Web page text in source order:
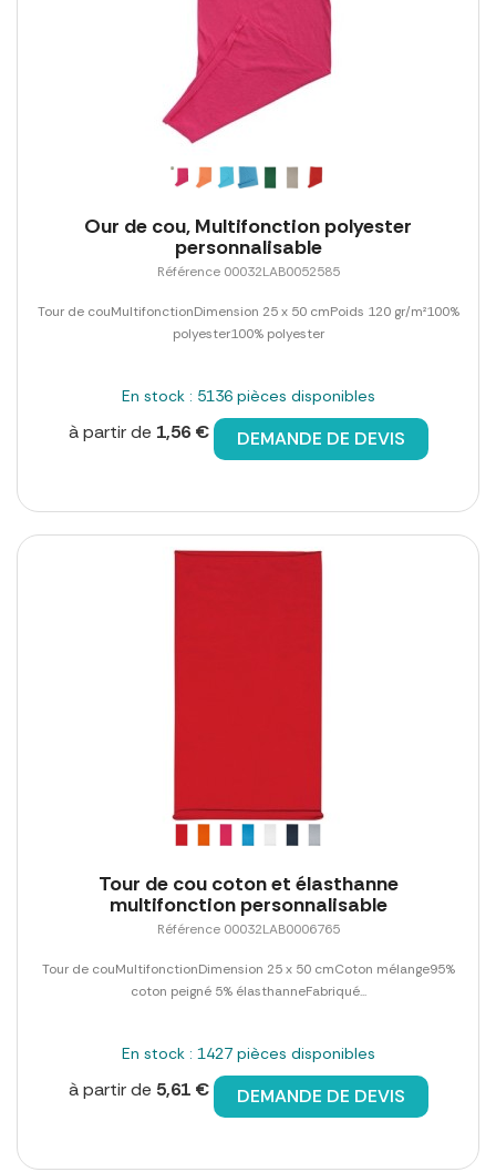
Our de cou, Multifonction polyester
personnalisable
Référence 00032LAB0052585
Tour de couMultifonctionDimension 25 x 50 cmPoids 120 gr/m²100%
polyester100% polyester
En stock : 5136 pièces disponibles
à partir de 1,56 € DEMANDE DE DEVIS
Tour de cou coton et élasthanne
multifonction personnalisable
Référence 00032LAB0006765
Tour de couMultifonctionDimension 25 x 50 cmCoton mélange95%
coton peigné 5% élasthanneFabriqué...
En stock : 1427 pièces disponibles
à partir de 5,61 € DEMANDE DE DEVIS